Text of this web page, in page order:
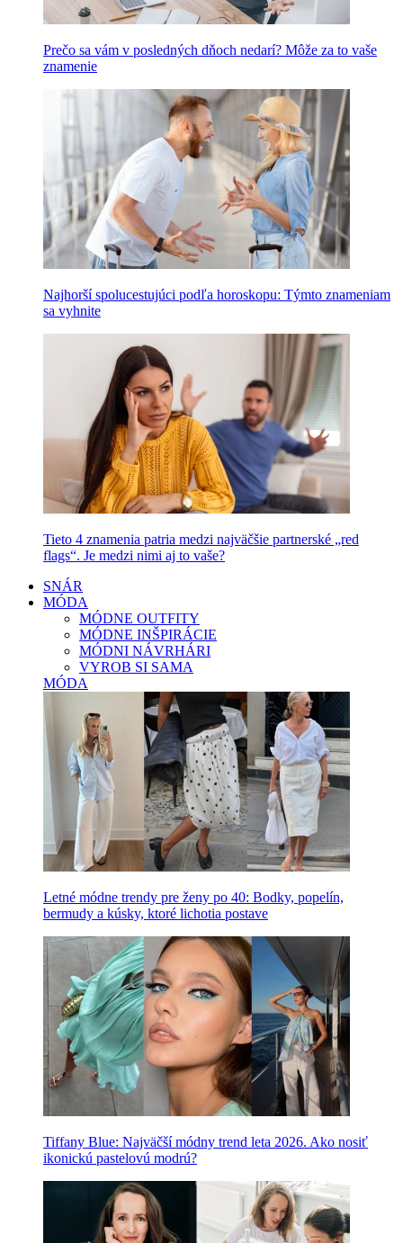
Prečo sa vám v posledných dňoch nedarí? Môže za to vaše
znamenie
Najhorší spolucestujúci podľa horoskopu: Týmto znameniam
sa vyhnite
Tieto 4 znamenia patria medzi najväčšie partnerské „red
flags“. Je medzi nimi aj to vaše?
SNÁR
MÓDA
MÓDNE OUTFITY
MÓDNE INŠPIRÁCIE
MÓDNI NÁVRHÁRI
VYROB SI SAMA
MÓDA
Letné módne trendy pre ženy po 40: Bodky, popelín,
bermudy a kúsky, ktoré lichotia postave
Tiffany Blue: Najväčší módny trend leta 2026. Ako nosiť
ikonickú pastelovú modrú?